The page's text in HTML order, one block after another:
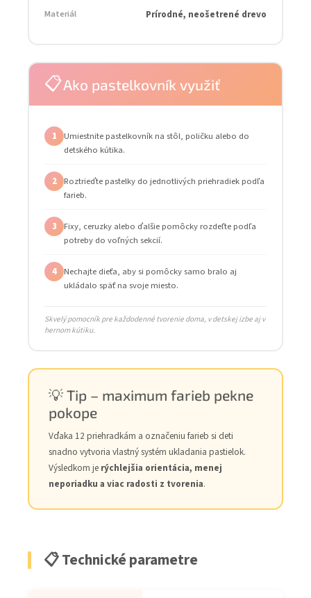
Materiál Prírodné, neošetrené drevo
📋Ako pastelkovník využiť
1
Umiestnite pastelkovník na stôl, poličku alebo do
detského kútika.
2
Roztrieďte pastelky do jednotlivých priehradiek podľa
farieb.
3
Fixy, ceruzky alebo ďalšie pomôcky rozdeľte podľa
potreby do voľných sekcií.
4
Nechajte dieťa, aby si pomôcky samo bralo aj
ukládalo späť na svoje miesto.
Skvelý pomocník pre každodenné tvorenie doma, v detskej izbe aj v
hernom kútiku.
💡 Tip – maximum farieb pekne
pokope
Vďaka 12 priehradkám a označeniu farieb si deti
snadno vytvoria vlastný systém ukladania pastielok.
Výsledkom je rýchlejšia orientácia, menej
neporiadku a viac radosti z tvorenia.
📋 Technické parametre